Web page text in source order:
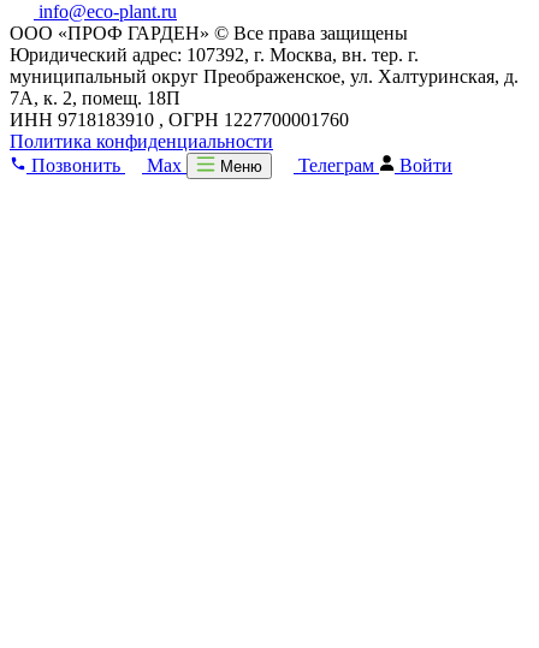
info@eco-plant.ru
ООО «ПРОФ ГАРДЕН» © Все права защищены
Юридический адрес: 107392, г. Москва, вн. тер. г.
муниципальный округ Преображенское, ул. Халтуринская, д.
7А, к. 2, помещ. 18П
ИНН 9718183910 , ОГРН 1227700001760
Политика конфиденциальности
Позвонить
Max Меню Телеграм Войти